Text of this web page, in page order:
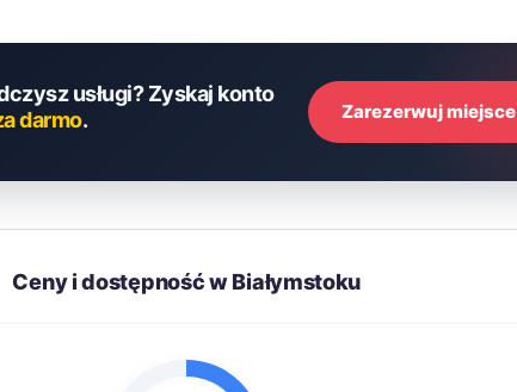
usługi? Zyskaj konto
darmo. Zarezerwuj miejsce
Ceny i dostępność w Białymstoku